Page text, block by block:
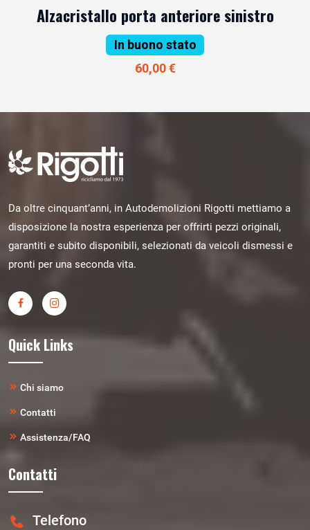
Alzacristallo porta anteriore sinistro
In buono stato
60,00 €
Da oltre cinquant’anni, in Autodemolizioni Rigotti mettiamo a
disposizione la nostra esperienza per offrirti pezzi originali,
garantiti e subito disponibili, selezionati da veicoli dismessi e
pronti per una seconda vita.
Quick Links
Chi siamo
Contatti
Assistenza/FAQ
Contatti
Telefono